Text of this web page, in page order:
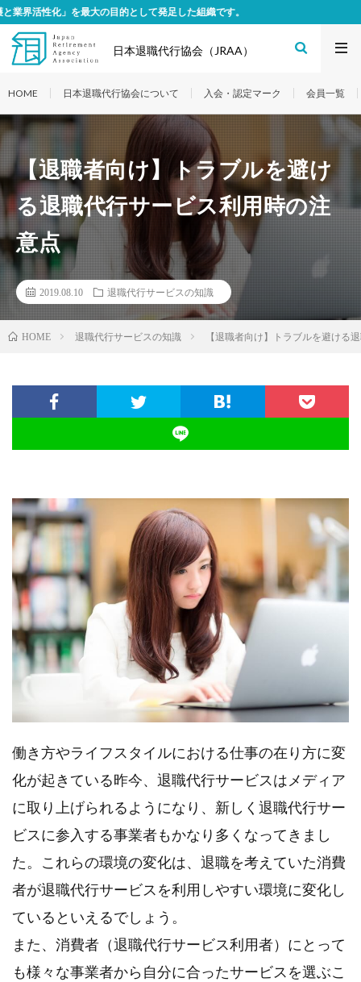
発足した組織です。
日本退職代行協会（JRAA）
HOME 日本退職代行協会について 入会・認定マーク 会員一覧
【退職者向け】トラブルを避け
る退職代行サービス利用時の注
意点
2019.08.10 退職代行サービスの知識
HOME 退職代行サービスの知識 【退職者向け】トラブルを避ける
働き方やライフスタイルにおける仕事の在り方に変
化が起きている昨今、退職代行サービスはメディア
に取り上げられるようになり、新しく退職代行サー
ビスに参入する事業者もかなり多くなってきまし
た。これらの環境の変化は、退職を考えていた消費
者が退職代行サービスを利用しやすい環境に変化し
ているといえるでしょう。
また、消費者（退職代行サービス利用者）にとって
も様々な事業者から自分に合ったサービスを選ぶこ